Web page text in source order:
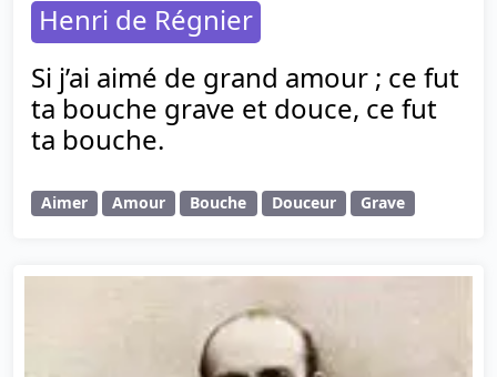
Henri de Régnier
Si j’ai aimé de grand amour ; ce fut
ta bouche grave et douce, ce fut
ta bouche.
Aimer Amour Bouche Douceur Grave